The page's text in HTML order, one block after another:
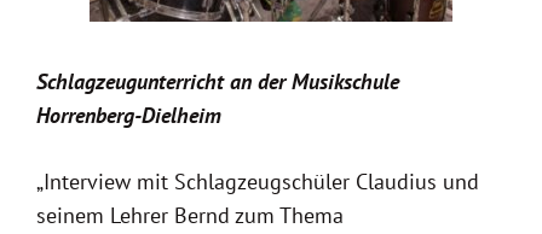
Schlagzeugunterricht an der Musikschule
Horrenberg-Dielheim
„Interview mit Schlagzeugschüler Claudius und
seinem Lehrer Bernd zum Thema